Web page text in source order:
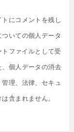
にコメントを残し
いての個人データ
ファイルとして受
個人データの消去
理、法律、セキュ
含まれません。